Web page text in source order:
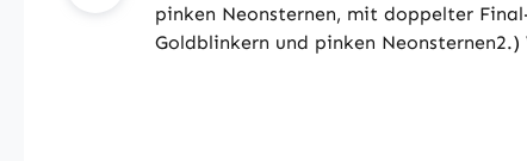
pinken Neonsternen, mit doppelter
Goldblinkern und pinken